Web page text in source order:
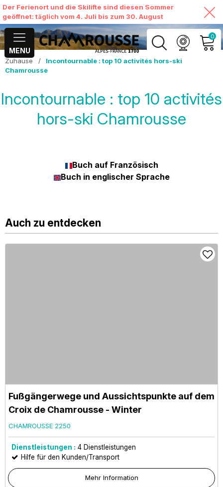
Der Ferienort und die Skilifte sind diesen Sommer
geöffnet: täglich vom 4. Juli bis zum 30. August
MENU
0
MEIN KONTO
ANSEHEN
Zuhause /
Incontournable : top 10 activités hors-ski
Chamrousse
Incontournable : top 10 activités
hors-ski Chamrousse
Buch auf Französisch
Buch in englischer Sprache
Auch zu entdecken
Fußgängerwege und Aussichtspunkte auf dem
Croix de Chamrousse - Winter
CHAMROUSSE 2250
Dienstleistungen : 4 Dienstleistungen
Hilfe für den Kunden/Transport
Mehr Information